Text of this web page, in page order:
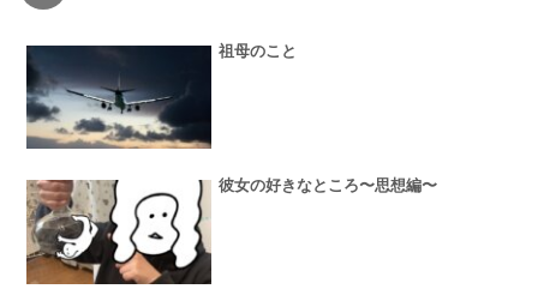
祖母のこと
彼女の好きなところ〜思想編〜